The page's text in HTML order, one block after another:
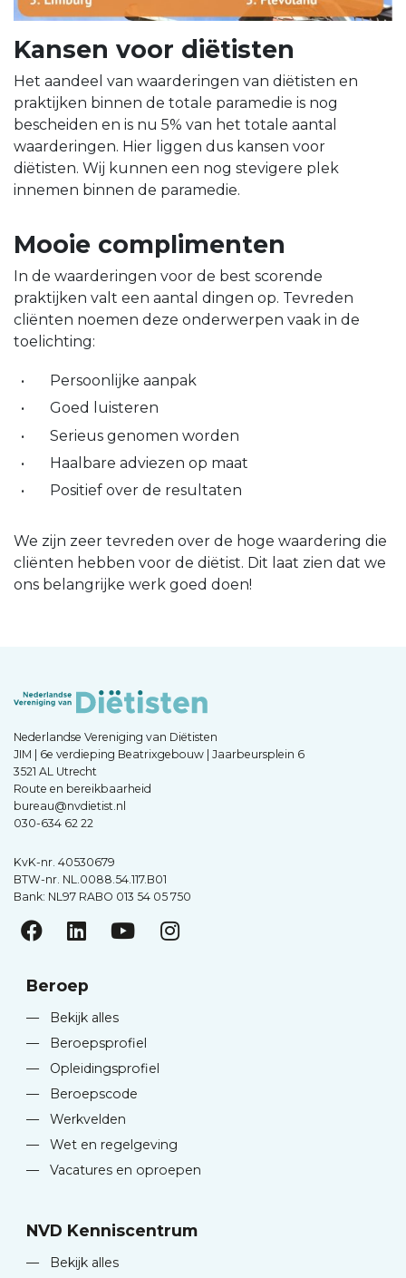
Kansen voor diëtisten
Het aandeel van waarderingen van diëtisten en
praktijken binnen de totale paramedie is nog
bescheiden en is nu 5% van het totale aantal
waarderingen. Hier liggen dus kansen voor
diëtisten. Wij kunnen een nog stevigere plek
innemen binnen de paramedie.
Mooie complimenten
In de waarderingen voor de best scorende
praktijken valt een aantal dingen op. Tevreden
cliënten noemen deze onderwerpen vaak in de
toelichting:
Persoonlijke aanpak
Goed luisteren
Serieus genomen worden
Haalbare adviezen op maat
Positief over de resultaten
We zijn zeer tevreden over de hoge waardering die
cliënten hebben voor de diëtist. Dit laat zien dat we
ons belangrijke werk goed doen!
Nederlandse Vereniging van Diëtisten
JIM | 6e verdieping Beatrixgebouw | Jaarbeursplein 6
3521 AL Utrecht
Route en bereikbaarheid
bureau@nvdietist.nl
030-634 62 22
KvK-nr. 40530679
BTW-nr. NL.0088.54.117.B01
Bank: NL97 RABO 013 54 05 750
Beroep
—
Bekijk alles
—
Beroepsprofiel
—
Opleidingsprofiel
—
Beroepscode
—
Werkvelden
—
Wet en regelgeving
—
Vacatures en oproepen
NVD Kenniscentrum
—
Bekijk alles